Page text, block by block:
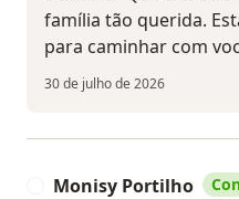
família tão querida.
para caminhar com
30 de julho de 2026
Monisy Portilho